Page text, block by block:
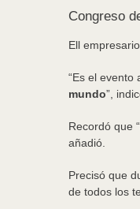
Congreso
Ell
“Es el evento
mundo”,
Recordó que
añadió.
Precisó que
de todos los